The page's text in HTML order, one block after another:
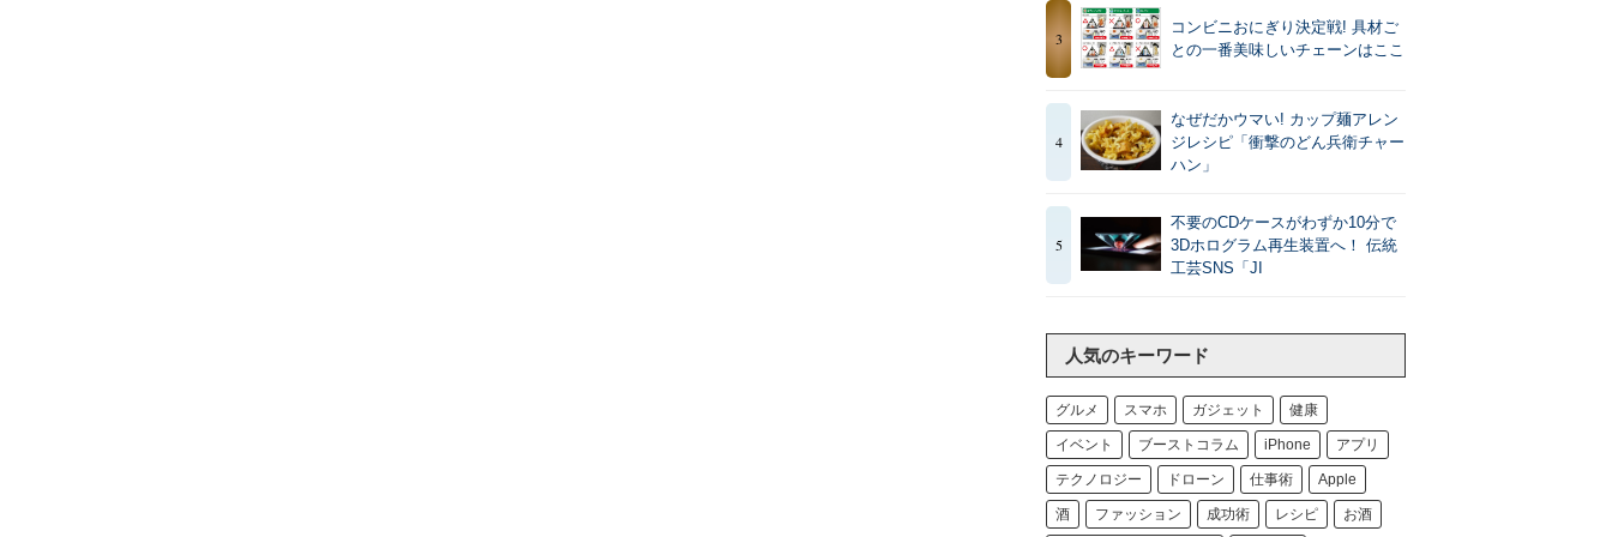
3
コンビニおにぎり決定戦! 具材ご
との一番美味しいチェーンはここ
4
なぜだかウマい! カップ麺アレン
ジレシピ「衝撃のどん兵衛チャー
ハン」
5
不要のCDケースがわずか10分で
3Dホログラム再生装置へ！ 伝統
工芸SNS「JI
人気のキーワード
グルメ スマホ ガジェット 健康
イベント ブーストコラム iPhone アプリ
テクノロジー ドローン 仕事術 Apple
酒 ファッション 成功術 レシピ お酒